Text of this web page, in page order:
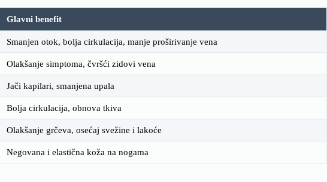
Glavni benefit
Smanjen otok, bolja cirkulacija, manje proširivanje vena
Olakšanje simptoma, čvršći zidovi vena
Jači kapilari, smanjena upala
Bolja cirkulacija, obnova tkiva
Olakšanje grčeva, osećaj svežine i lakoće
Negovana i elastična koža na nogama